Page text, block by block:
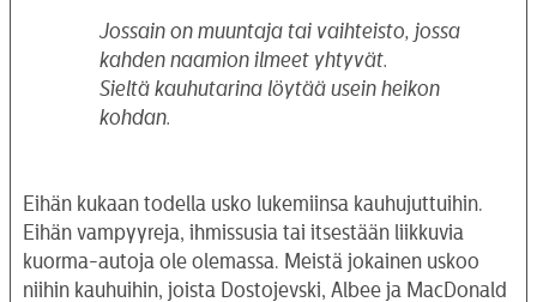
Jossain on muuntaja tai vaihteisto, jossa
kahden naamion ilmeet yhtyvät.
Sieltä kauhutarina löytää usein heikon
kohdan.
Eihän kukaan todella usko lukemiinsa kauhujuttuihin.
Eihän vampyyreja, ihmissusia tai itsestään liikkuvia
kuorma-autoja ole olemassa. Meistä jokainen uskoo
niihin kauhuihin, joista Dostojevski, Albee ja MacDonald